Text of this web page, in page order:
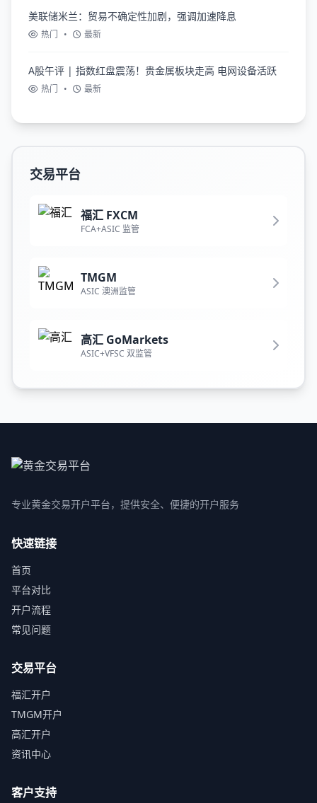
美联储米兰：贸易不确定性加剧，强调加速降息
热门 • 最新
A股午评 | 指数红盘震荡！贵金属板块走高 电网设备活跃
热门 • 最新
交易平台
福汇 FXCM
FCA+ASIC 监管
TMGM
ASIC 澳洲监管
高汇 GoMarkets
ASIC+VFSC 双监管
专业黄金交易开户平台，提供安全、便捷的开户服务
快速链接
首页
平台对比
开户流程
常见问题
交易平台
福汇开户
TMGM开户
高汇开户
资讯中心
客户支持